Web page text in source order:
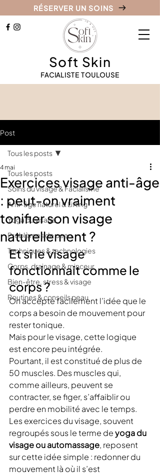
Soft Skin
FACIALISTE TOULOUSE
RÉSERVER UN SOINS
Post
Tous les posts
Soins du visage & Facialisme
Anti-âge naturel & Lifting
Yoga du visage
Problèmes de peau
Techniques & technologies
Corps, drainage & minceur
Bien-être, stress & visage
Routines & conseils peau
Tous les posts
Exercices visage anti-âge
: peut-on vraiment
tonifier son visage
naturellement ?
4 mai
Et si le visage
fonctionnait comme le
corps ?
On accepte facilement l’idée que le
corps a besoin de mouvement pour
rester tonique.
Mais pour le visage, cette logique
est encore peu intégrée.
Pourtant, il est constitué de plus de
50 muscles. Des muscles qui,
comme ailleurs, peuvent se
contracter, se figer, s’affaiblir ou
perdre en mobilité avec le temps.
Les exercices du visage, souvent
regroupés sous le terme de yoga du
visage ou automassage, reposent
sur cette idée simple : redonner du
mouvement là où il s’est